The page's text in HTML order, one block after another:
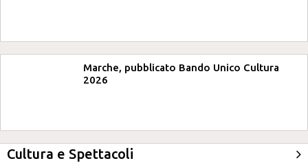
Marche, pubblicato Bando Unico Cultura
2026
Cultura e Spettacoli